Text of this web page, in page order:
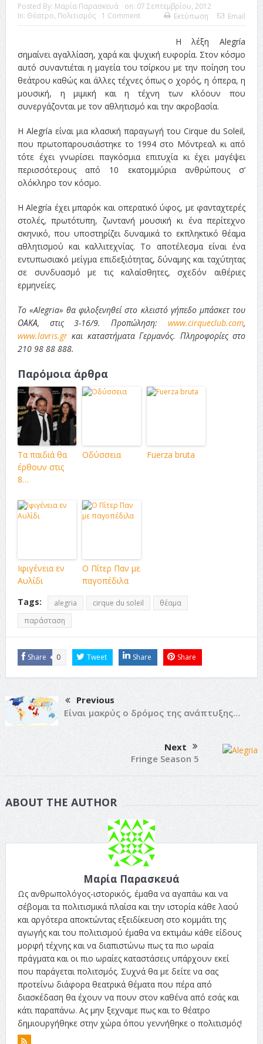
Posted By: Μαρία Παρασκευά on: 07 Σεπτεμβρίου, 2012
In: Θέατρο, Πολιτισμός 1 Comment Εκτύπωση Email
Η λέξη Alegría
σημαίνει αγαλλίαση, χαρά και ψυχική ευφορία. Στον κόσμο
αυτό συναντιέται η μαγεία του τσίρκου με την ποίηση του
θεάτρου καθώς και άλλες τέχνες όπως ο χορός, η όπερα, η
μουσική, η μιμική και η τέχνη των κλόουν που
συνεργάζονται με τον αθλητισμό και την ακροβασία.
Η Alegría είναι μια κλασική παραγωγή του Cirque du Soleil,
που πρωτοπαρουσιάστηκε το 1994 στο Μόντρεαλ κι από
τότε έχει γνωρίσει παγκόσμια επιτυχία κι έχει μαγέψει
περισσότερους από 10 εκατομμύρια ανθρώπους σ’
ολόκληρο τον κόσμο.
Η Alegría έχει μπαρόκ και οπερατικό ύφος, με φανταχτερές
στολές, πρωτότυπη, ζωντανή μουσική κι ένα περίτεχνο
σκηνικό, που υποστηρίζει δυναμικά το εκπληκτικό θέαμα
αθλητισμού και καλλιτεχνίας. Το αποτέλεσμα είναι ένα
εντυπωσιακό μείγμα επιδεξιότητας, δύναμης και ταχύτητας
σε συνδυασμό με τις καλαίσθητες, σχεδόν αιθέριες
ερμηνείες.
Το «Alegria» θα φιλοξενηθεί στο κλειστό γήπεδο μπάσκετ του
ΟΑΚΑ, στις 3-16/9. Προπώληση:www.cirqueclub.com,
www.lavris.grκαι καταστήματα Γερμανός. Πληροφορίες στο
210 98 88 888.
Παρόμοια άρθρα
Τα παιδιά θα
έρθουν στις
8…
Οδύσσεια Fuerza bruta
Ιφιγένεια εν
Αυλίδι
O Πίτερ Παν με
παγοπέδιλα
Tags:
alegria cirque du soleil
θέαμα
παράσταση
Share 0 Tweet Share Share
Previous
Είναι μακρύς ο δρόμος της ανάπτυξης…
Next
Fringe Season 5
ABOUT THE AUTHOR
Μαρία Παρασκευά
Ως ανθρωπολόγος-ιστορικός, έμαθα να αγαπάω και να
σέβομαι τα πολιτισμικά πλαίσα και την ιστορία κάθε λαού
και αργότερα αποκτώντας εξειδίκευση στο κομμάτι της
αγωγής και του πολιτισμού έμαθα να εκτιμάω κάθε είδους
μορφή τέχνης και να διαπιστώνω πως τα πιο ωραία
πράγματα και οι πιο ωραίες καταστάσεις υπάρχουν εκεί
που παράγεται πολιτσμός. Συχνά θα με δείτε να σας
προτείνω διάφορα θεατρικά θέματα που πέρα από
διασκέδαση θα έχουν να πουν στον καθένα από εσάς και
κάτι παραπάνω. Ας μην ξεχναμε πως και το θέατρο
δημιουργήθηκε στην χώρα όπου γεννήθηκε ο πολιτισμός!